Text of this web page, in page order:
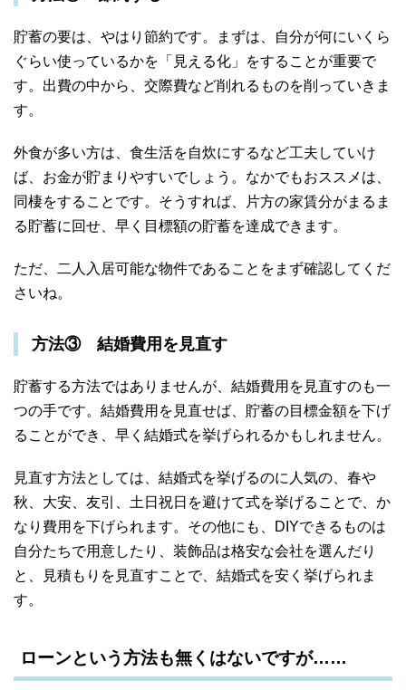
貯蓄の要は、やはり節約です。まずは、自分が何にいくら
ぐらい使っているかを「見える化」をすることが重要で
す。出費の中から、交際費など削れるものを削っていきま
す。
外食が多い方は、食生活を自炊にするなど工夫していけ
ば、お金が貯まりやすいでしょう。なかでもおススメは、
同棲をすることです。そうすれば、片方の家賃分がまるま
る貯蓄に回せ、早く目標額の貯蓄を達成できます。
ただ、二人入居可能な物件であることをまず確認してくだ
さいね。
方法③ 結婚費用を見直す
貯蓄する方法ではありませんが、結婚費用を見直すのも一
つの手です。結婚費用を見直せば、貯蓄の目標金額を下げ
ることができ、早く結婚式を挙げられるかもしれません。
見直す方法としては、結婚式を挙げるのに人気の、春や
秋、大安、友引、土日祝日を避けて式を挙げることで、か
なり費用を下げられます。その他にも、DIYできるものは
自分たちで用意したり、装飾品は格安な会社を選んだり
と、見積もりを見直すことで、結婚式を安く挙げられま
す。
ローンという方法も無くはないですが……